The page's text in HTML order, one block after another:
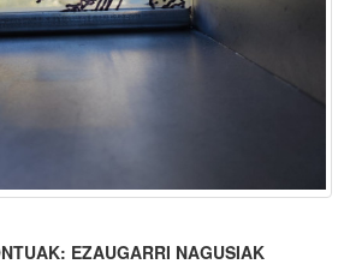
EZAUGARRI NAGUSIAK